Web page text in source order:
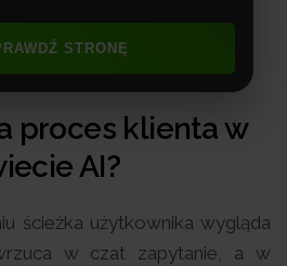
STRONĘ
proces klienta w
AI?
ścieżka użytkownika wygląda
w czat zapytanie, a w